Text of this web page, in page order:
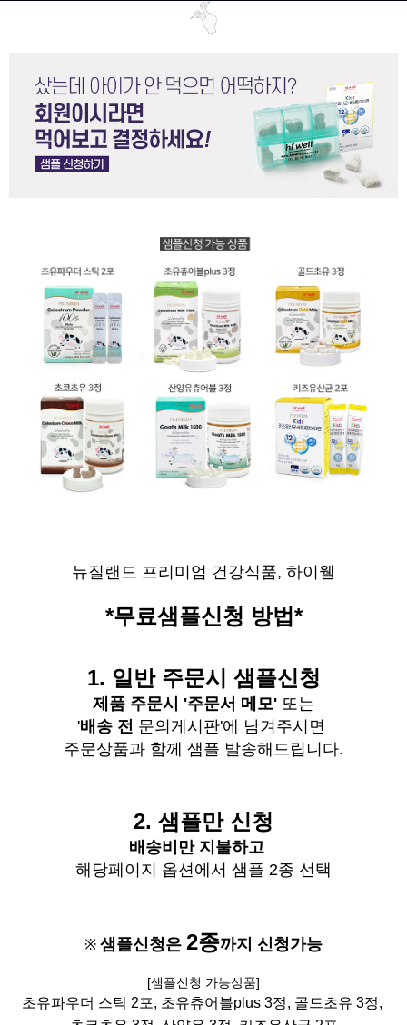
뉴질랜드 프리미엄 건강식품, 하이웰
*무료샘플신청 방법*
1. 일반 주문시 샘플신청
제품 주문시 '주문서 메모' 또는
'배송 전 문의게시판'에 남겨주시면
주문상품과 함께 샘플 발송해드립니다.
2. 샘플만 신청
배송비 만 지불하고
해당페이지 옵션에서 샘플 2종 선택
※ 샘플신청은 2종까지 신청가능
[샘플신청 가능상품]
초유파우더 스틱 2포, 초유츄어블plus 3정, 골드초유 3정,